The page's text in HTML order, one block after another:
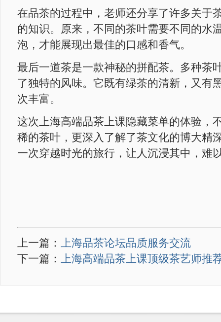
在品茶的过程中，老师还分享了许多关于
的知识。原来，不同的茶叶需要不同的水
泡，才能展现出最佳的口感和香气。
最后一道茶是一款神秘的拼配茶。多种茶
了独特的风味。它既有绿茶的清新，又有
次丰富。
这次上海高端品茶上课隐藏菜单的体验，
稀的茶叶，更深入了解了茶文化的博大精
一次穿越时光的旅行，让人沉浸其中，难
上一篇： 上海品茶论坛品质服务交流
下一篇： 上海高端品茶上课顶级茶艺师推